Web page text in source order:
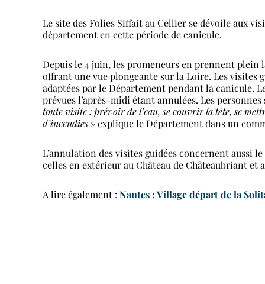
Le site des Folies Siffait au Cellier se dévoile aux
département en cette période de canicule.
Depuis le 4 juin, les promeneurs en prennent plein
offrant une vue plongeante sur la Loire. Les visites
adaptées par le Département pendant la canicule.
prévues l’après-midi étant annulées. Les
toute visite : prévoir de l’eau, se couvrir la tête, se
d’incendies » explique le Département dans un
L’annulation des visites guidées concernent aussi
celles en extérieur au Château de Châteaubriant et
A lire également : Nantes : Village départ de la